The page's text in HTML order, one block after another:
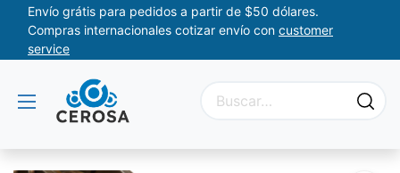
Envío grátis para pedidos a partir de $50 dólares.
Compras internacionales cotizar envío con customer
service